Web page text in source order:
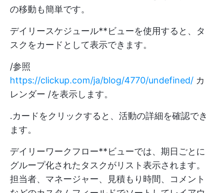
の移動も簡単です。
デイリースケジュール**ビューを使用すると、タ
スクをカードとして表示できます。
/参照
https://clickup.com/ja/blog/4770/undefined/ カ
レンダー /を表示します。
.カードをクリックすると、活動の詳細を確認でき
ます。
デイリーワークフロー**ビューでは、期日ごとに
グループ化されたタスクがリスト表示されます。
担当者、マネージャー、見積もり時間、コメント